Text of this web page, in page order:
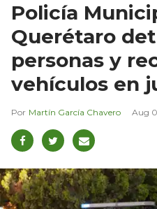
Policía
Querétaro
personas y
vehículos en
Martín García Chavero Aug